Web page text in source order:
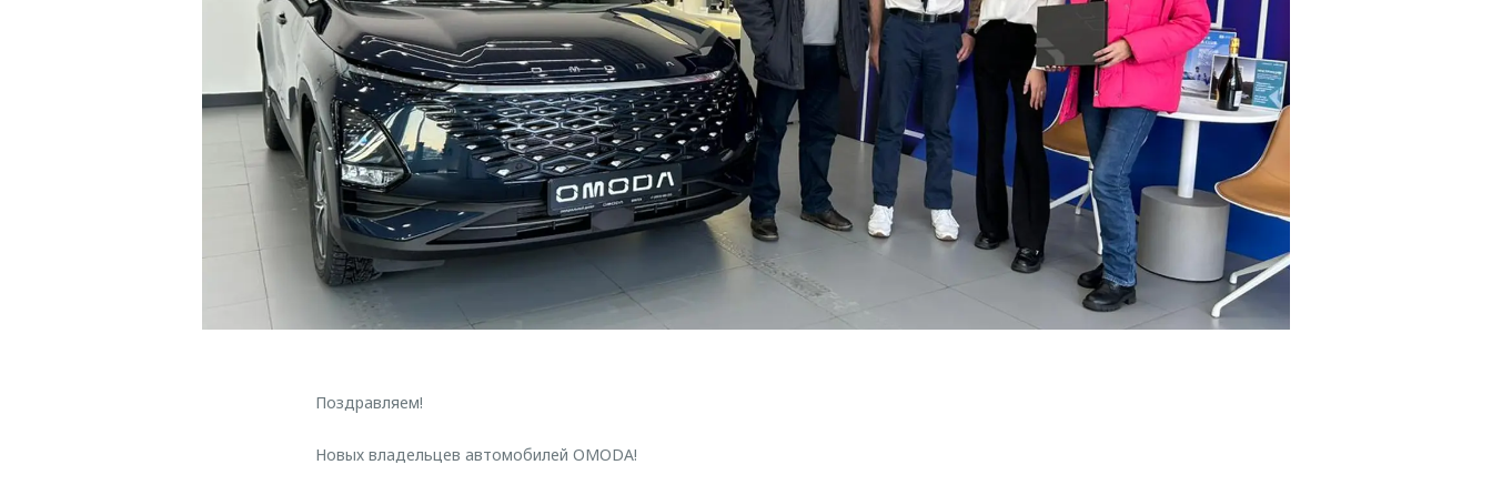
Поздравляем!
Новых владельцев автомобилей OMODA!